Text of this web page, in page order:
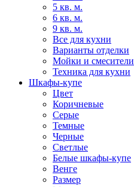
5 кв. м.
6 кв. м.
9 кв. м.
Все для кухни
Варианты отделки
Мойки и смесители
Техника для кухни
Шкафы-купе
Цвет
Коричневые
Серые
Темные
Черные
Светлые
Белые шкафы-купе
Венге
Размер